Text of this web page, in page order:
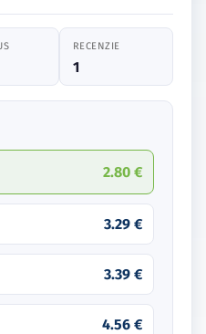
RECENZIE
1
2.80 €
3.29 €
3.39 €
4.56 €